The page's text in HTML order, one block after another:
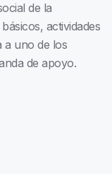
de la
actividades
a uno de los
de apoyo.